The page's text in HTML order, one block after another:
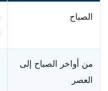
الصباح
من أواخر الصباح إلى
العصر